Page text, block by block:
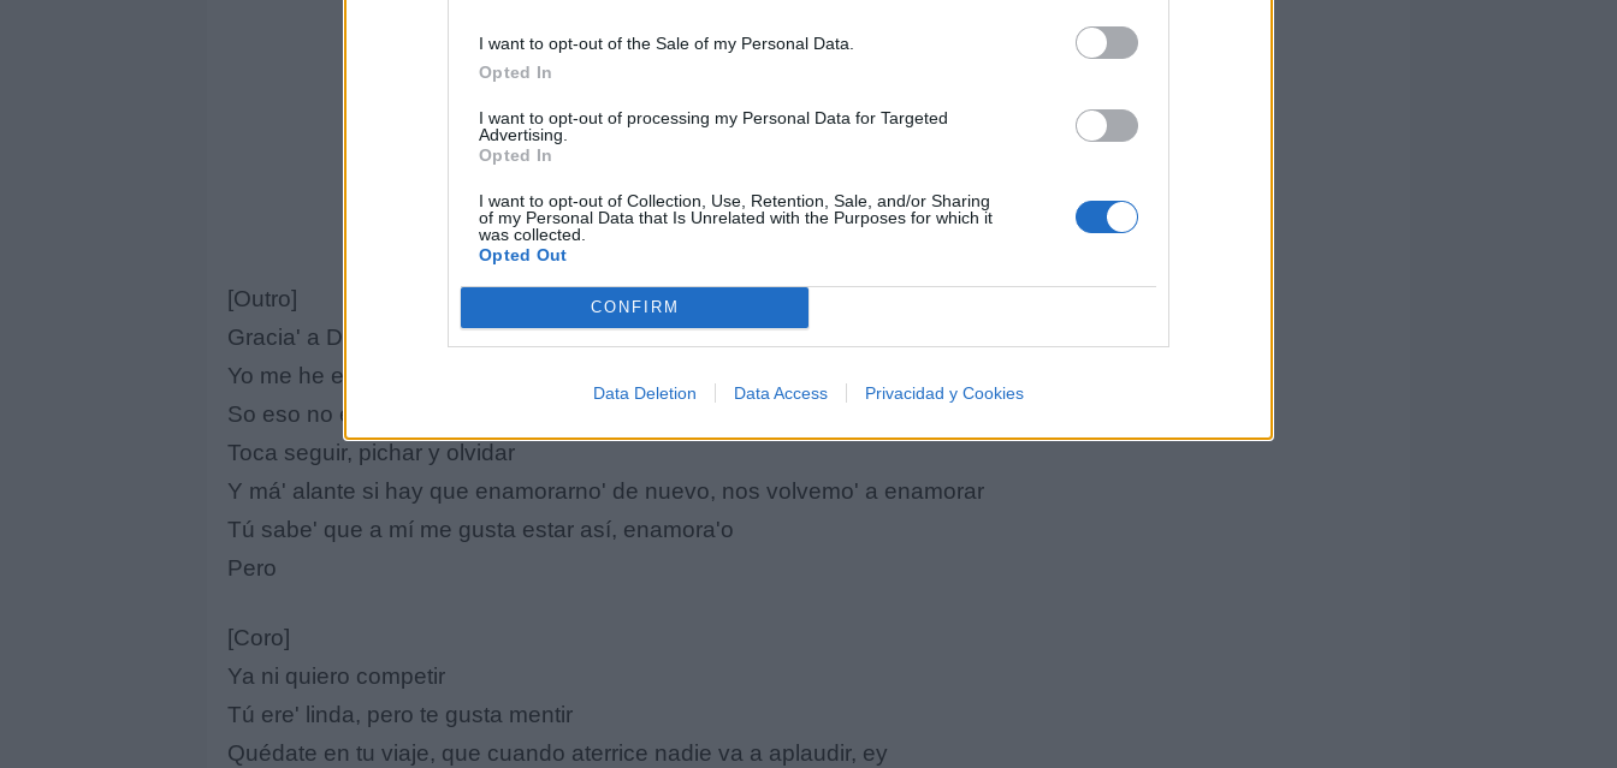
I want to opt-out of the Sale of my Personal Data.
Opted In
I want to opt-out of processing my Personal Data for Targeted
Advertising.
Opted In
I want to opt-out of Collection, Use, Retention, Sale, and/or Sharing
of my Personal Data that Is Unrelated with the Purposes for which it
was collected.
Opted Out
CONFIRM
Data Deletion Data Access Privacidad y Cookies
[Outro]
Gracia' a Dio', estoy vivo, eso es lo que importa
Yo me he enamora'o 515 vece', y contigo son 516
So eso no es na' nuevo
Toca seguir, pichar y olvidar
Y má' alante si hay que enamorarno' de nuevo, nos volvemo' a enamorar
Tú sabe' que a mí me gusta estar así, enamora'o
Pero
[Coro]
Ya ni quiero competir
Tú ere' linda, pero te gusta mentir
Quédate en tu viaje, que cuando aterrice nadie va a aplaudir, ey